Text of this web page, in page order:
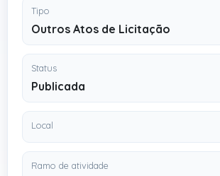
Tipo
Outros Atos de Licitação
Status
Publicada
Local
Ramo de atividade